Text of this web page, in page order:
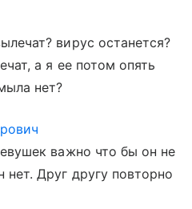
вирус останется?
а я ее потом опять
нет?
важно что бы он не
Друг другу повторно